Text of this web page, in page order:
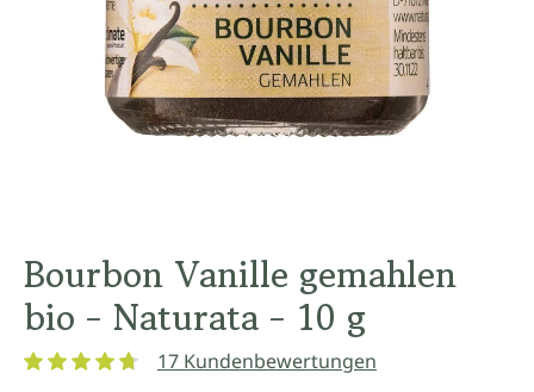
Bourbon Vanille gemahlen
bio - Naturata - 10 g
17 Kundenbewertungen